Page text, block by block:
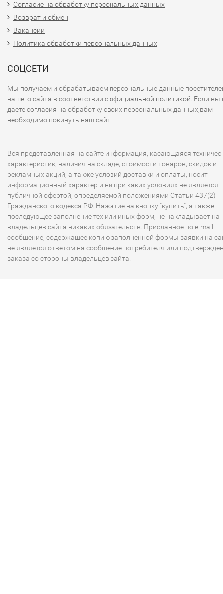
Согласие на обработку персональных данных
Возврат и обмен
Вакансии
Политика обработки персональных данных
СОЦСЕТИ
Мы получаем и обрабатываем персональные данные
нашего сайта в соответствии софициальной политикой . Если вы
даете согласия на обработку своих персональных данных,вам
необходимо покинуть наш сайт.
Вся представленная на сайте информация, касающаяся
характеристик, наличия на складе, стоимости товаров, скидок и
рекламных акций, а также условий доставки и оплаты, носит
информационный характер и ни при каких условиях не является
публичной офертой, определяемой положениями Статьи 437(2)
Гражданского кодекса РФ. Нажатие на кнопку "купить", а также
последующее заполнение тех или иных форм, не накладывает на
владельцев сайта никаких обязательств. Присланное по e-mail
сообщение, содержащее копию заполненной формы заявки на
не является ответом на сообщение потребителя или
заказа со стороны владельцев сайта.